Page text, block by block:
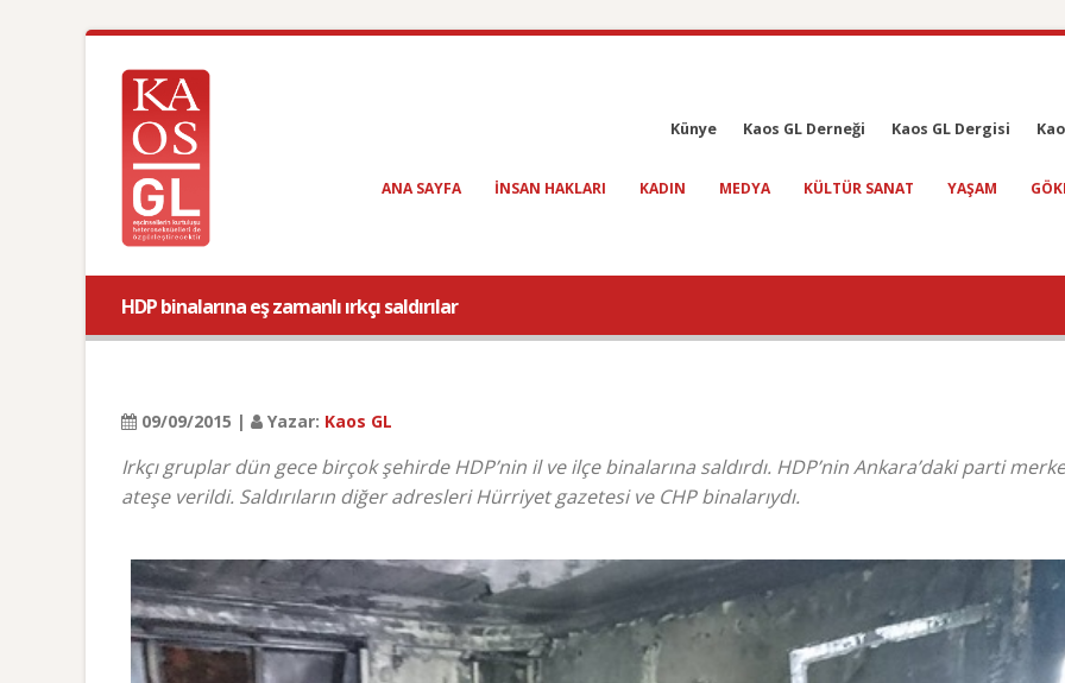
Künye Kaos GL Derneği Kaos GL Dergisi
ANA SAYFA INSAN HAKLARI KADIN MEDYA KÜLTÜR SANAT YAŞAM
HDP binalarına eş zamanlı ırkçı saldırılar
09/09/2015 | Yazar: Kaos GL
Irkçı gruplar dün gece birçok şehirde HDP’nin il ve ilçe binalarına saldırdı. HDP’nin Ankara’daki parti
ateşe verildi. Saldırıların diğer adresleri Hürriyet gazetesi ve CHP binalarıydı.